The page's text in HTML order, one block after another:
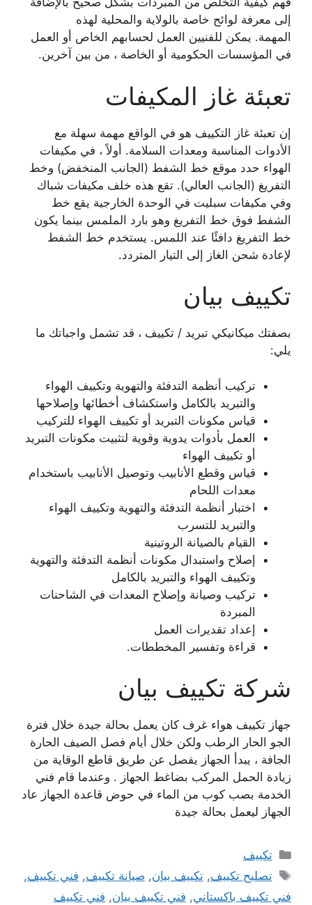
إلى معرفة لوائح خاصة بالولاية والمحلية لهذه
المهمة. يمكن للفنيين العمل لحسابهم الخاص أو العمل
في المؤسسات الحكومية أو الخاصة ، من بين آخرين.
تعبئة غاز المكيفات
إن تعبئة غاز التكييف هو في الواقع مهمة سهلة مع
الأدوات المناسبة ومعدات السلامة. أولاً ، في مكيفات
الهواء حدد موقع خط الشفط (الجانب المنخفض) وخط
التفريغ (الجانب العالي). تقع هذه خلف مكيفات شباك
وفي مكيفات سبليت في الوحدة الخارجية يقع خط
الشفط فوق خط التفريغ وهو بارد الملمس بينما يكون
خط التفريغ دافئًا عند اللمس. يستخدم خط الشفط
لإعادة شحن الغاز إلى التيار المتردد.
تكييف بيان
بصفتك ميكانيكي تبريد / تكييف ، قد تشمل واجباتك ما
يلي:
تركيب أنظمة التدفئة والتهوية وتكييف الهواء
والتبريد بالكامل واستكشاف أخطائها وإصلاحها
قياس مكونات التبريد أو تكييف الهواء للتركيب
العمل بأدوات يدوية وقوية لتثبيت مكونات التبريد
أو تكييف الهواء
قياس وقطع الأنابيب وتوصيل الأنابيب باستخدام
معدات اللحام
اختبار أنظمة التدفئة والتهوية وتكييف الهواء
والتبريد للتسرب
القيام بالصيانة الروتينية
إصلاح واستبدال مكونات أنظمة التدفئة والتهوية
وتكييف الهواء والتبريد بالكامل
تركيب وصيانة وإصلاح المعدات في الشاحنات
المبردة
إعداد تقديرات العمل
قراءة وتفسير المخططات.
شركة تكييف بيان
جهاز تكييف هواء غرف كان يعمل بحالة جيدة خلال فترة
الجو الحار الرطب ولكن خلال أيام فصل الصيف الحارة
الجافة ، يبدأ الجهاز يفصل عن طريق قاطع الوقاية من
زيادة الحمل المركب بضاغط الجهاز . وعندما قام فني
الخدمة بصب كوب من الماء في حوض قاعدة الجهاز عاد
الجهاز ليعمل بحالة جيدة
التصنيفات
تكييف
الوسوم
تصليح تكييف,تكييف بيان,صيانة تكييف, فني تكييف,
فني تكييف باكستاني, فني تكييف بيان, فني تكييف